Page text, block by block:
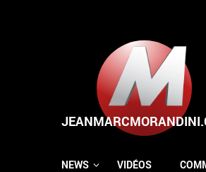
NEWS VIDÉOS